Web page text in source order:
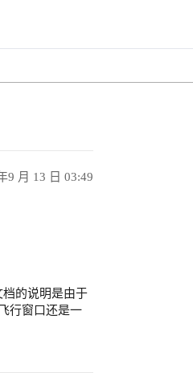
9 月 13 日 03:49
的说明是由于
行窗口还是一